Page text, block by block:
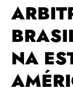
NA